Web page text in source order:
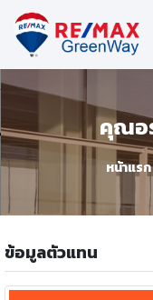
คุณอ
หน้าแรก
ข้อมูลตัวแทน